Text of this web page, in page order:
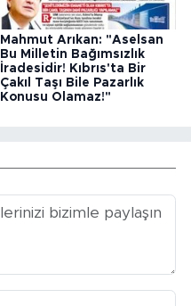
Mahmut Arıkan: "Aselsan
Bu Milletin Bağımsızlık
İradesidir! Kıbrıs'ta Bir
Çakıl Taşı Bile Pazarlık
Konusu Olamaz!"